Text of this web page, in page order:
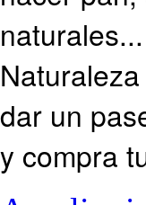
dar un
y compra